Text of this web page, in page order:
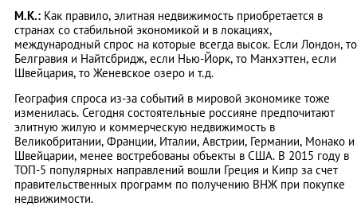
М.К.: Как правило, элитная недвижимость приобретается в
странах со стабильной экономикой и в локациях,
международный спрос на которые всегда высок. Если Лондон, то
Белгравия и Найтсбридж, если Нью-Йорк, то Манхэттен, если
Швейцария, то Женевское озеро и т.д.
География спроса из-за событий в мировой экономике тоже
изменилась. Сегодня состоятельные россияне предпочитают
элитную жилую и коммерческую недвижимость в
Великобритании, Франции, Италии, Австрии, Германии, Монако и
Швейцарии, менее востребованы объекты в США. В 2015 году в
ТОП-5 популярных направлений вошли Греция и Кипр за счет
правительственных программ по получению ВНЖ при покупке
недвижимости.